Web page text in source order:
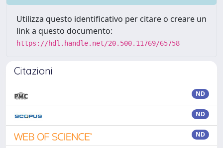
Utilizza questo identificativo per citare o creare un
link a questo documento:
https://hdl.handle.net/20.500.11769/65758
Citazioni
ND
ND
ND